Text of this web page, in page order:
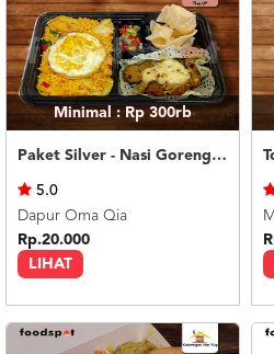
KATALOG
LOYALTY
PROGRAM
ABOUT
BLOG
TERMS
Minimal : Rp 300rb
Paket Silver - Nasi Goreng Nanas Geprek Mozza
LIHAT
5.0
Dapur Oma Qia
Rp.20.000